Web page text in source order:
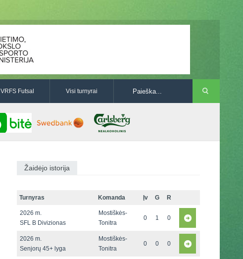
VRFS Futsal Visi turnyrai
Žaidėjo istorija
Turnyras Komanda Įv G R
2026 m.
SFL B Divizionas
Mostiškės-
Tonitra
0 1 0
2026 m.
Senjorų 45+ lyga
Mostiškės-
Tonitra
0 0 0